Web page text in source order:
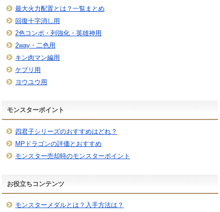
最大火力配置とは？一覧まとめ
回復十字消し用
2色コンボ・列強化・英雄神用
2way・二色用
キン肉マン編用
ケプリ用
ヨウユウ用
モンスターポイント
四君子シリーズのおすすめはどれ？
MPドラゴンの評価とおすすめ
モンスター売却時のモンスターポイント
お役立ちコンテンツ
モンスターメダルとは？入手方法は？